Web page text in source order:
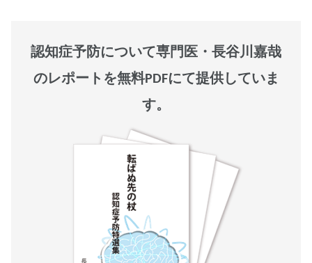
認知症予防について専門医・長谷川嘉哉
のレポートを無料PDFにて提供していま
す。